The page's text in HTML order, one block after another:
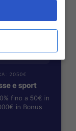
2050€
e sport
fino a 50€ in
in Bonus